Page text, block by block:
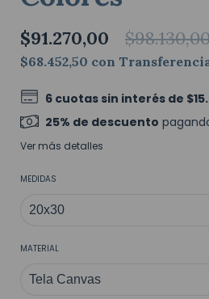
$91.270,00
$68.452,50 con
6 cuotas sin interés de
25% de descuento
Ver más detalles
MEDIDAS
MATERIAL